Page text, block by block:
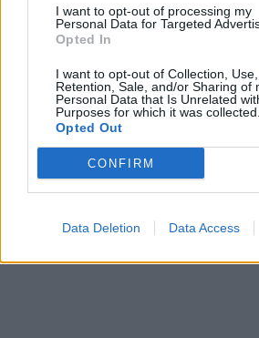
I want to opt-out of processing my
Personal Data for Targeted
Opted In
I want to opt-out of Collection, Use,
Retention, Sale, and/or Sharing of
Personal Data that Is Unrelated
Purposes for which it was collected.
Opted Out
CONFIRM
Data Deletion Data Access
Komentuoti gali tik Lrytas
Prisijunkite prie registruotų
Prisijungti